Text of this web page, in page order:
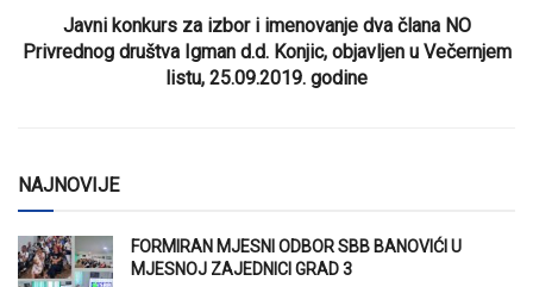
Javni konkurs za izbor i imenovanje dva člana NO
Privrednog društva Igman d.d. Konjic, objavljen u Večernjem
listu, 25.09.2019. godine
NAJNOVIJE
FORMIRAN MJESNI ODBOR SBB BANOVIĆI U
MJESNOJ ZAJEDNICI GRAD 3